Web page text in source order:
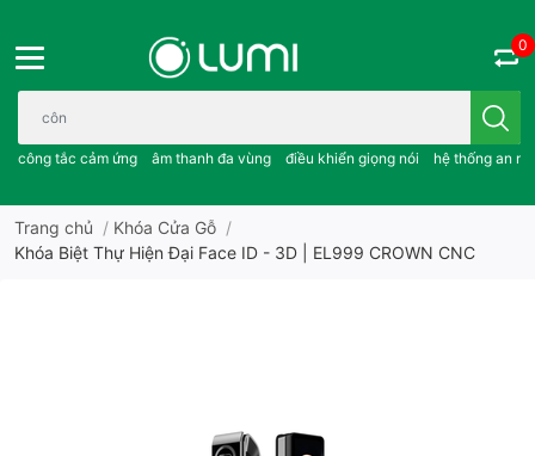
Bạn cần tìm gì..; công tắc cảm ứng..; âm thanh đa vùng ; điều
công tắc cảm ứng âm thanh đa vùng điều khiển giọng nói hệ thống an
0
Trang chủ / Khóa Cửa Gỗ /
Khóa Biệt Thự Hiện Đại Face ID - 3D | EL999 CROWN CNC